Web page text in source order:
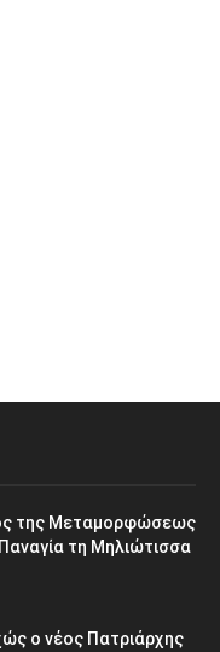
της Μεταμορφώσεως
τη Μηλιώτισσα
ο νέος Πατριάρχης